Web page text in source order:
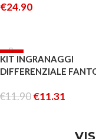
€24.90
-5%
KIT INGRANAGGI
DIFFERENZIALE
€11.90€11.31